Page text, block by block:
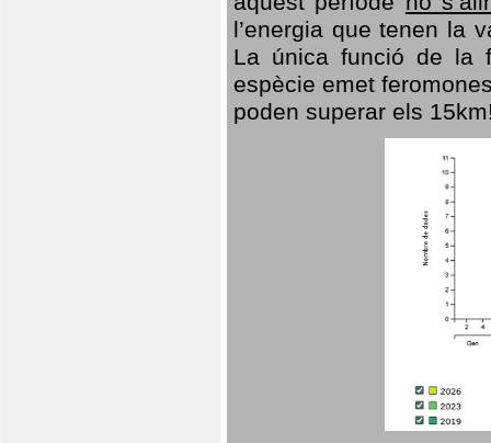
l’energia que tenen la
La única funció de la
espècie emet
poden superar els